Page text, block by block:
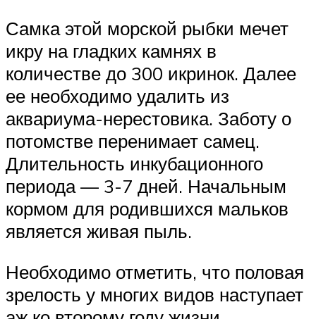
Самка этой морской рыбки мечет
икру на гладких камнях в
количестве до 300 икринок. Далее
ее необходимо удалить из
аквариума-нерестовика. Заботу о
потомстве перенимает самец.
Длительность инкубационного
периода — 3-7 дней. Начальным
кормом для родившихся мальков
является живая пыль.
Необходимо отметить, что половая
зрелость у многих видов наступает